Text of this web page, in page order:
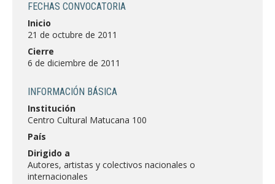
BIBLIOTECA
DEPARTAMENTOS
FACULTAD
Estudiantes
Académicas/os
FECHAS CONVOCATORIA
Inicio
21 de octubre de 2011
Cierre
6 de diciembre de 2011
INFORMACIÓN BÁSICA
Institución
Centro Cultural Matucana 100
País
Dirigido a
Autores, artistas y colectivos nacionales o
internacionales